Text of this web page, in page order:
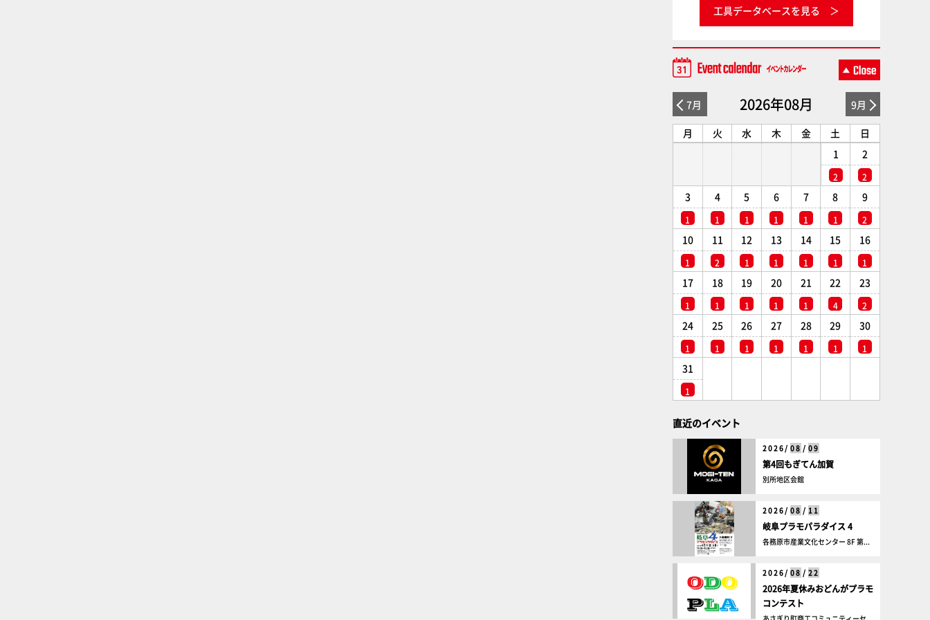
工具データベースを見る
7月 2026年08月 9月
月 火 水 木 金 土
日
1
2
2
2
3
1
4
1
5
1
6
1
7
1
8
1
9
2
10
1
11
2
12
1
13
1
14
1
15
1
16
1
17
1
18
1
19
1
20
1
21
1
22
4
23
2
24
1
25
1
26
1
27
1
28
1
29
1
30
1
31
1
直近のイベント
2026/ 08 / 09
第4回もぎてん加賀
別所地区会館
2026/ 08 / 11
岐阜プラモパラダイス 4
各務原市産業文化センター 8F 第...
2026/ 08 / 22
2026年夏休みおどんがプラモ
コンテスト